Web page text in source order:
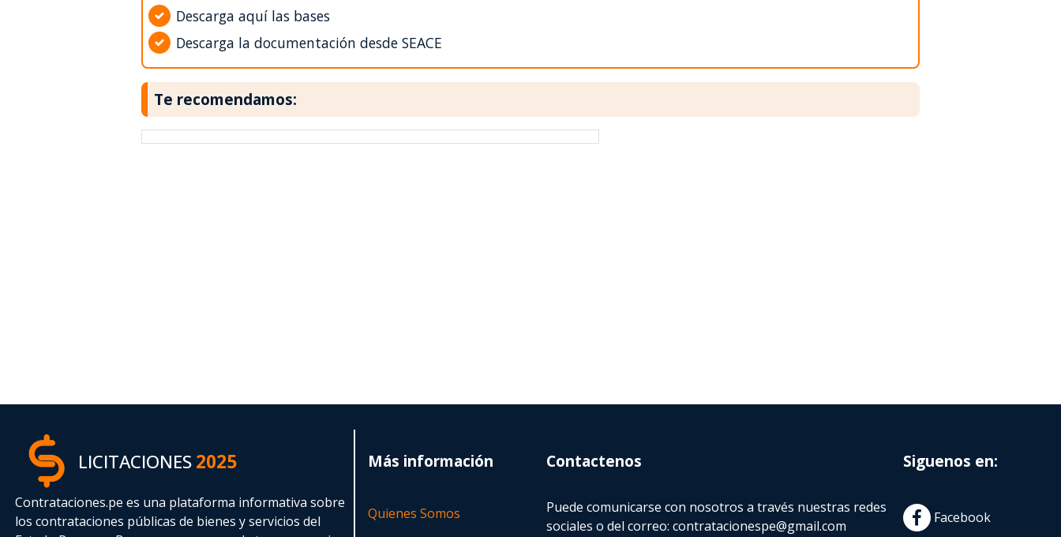
Descarga aquí las bases
Descarga la documentación desde SEACE
Te recomendamos:
LICITACIONES2025
Contrataciones.pe es una plataforma informativa sobre
los contrataciones públicas de bienes y servicios del
Más información
Quienes Somos
Contactenos
Puede comunicarse con nosotros a través nuestras redes
sociales o del correo:contratacionespe@gmail.com
Siguenos en:
Facebook